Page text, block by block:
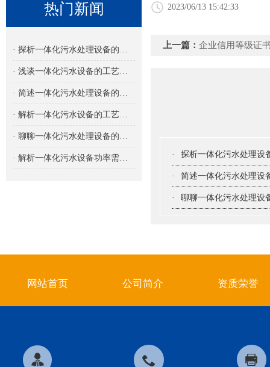
热门新闻
· 探析一体化污水处理设备的多功能集成设计
· 浅谈一体化污水设备的工艺流程
· 简述一体化污水处理设备的设计特点
· 解析一体化污水设备的工艺类型及其应用
· 聊聊一体化污水处理设备的处理量选择与应用
· 解析一体化污水设备功率需求的重要性及影响因素
2023/06/13 15:42:33
上一篇： 企业信用等级证
· 探析一体化污水处理设
· 简述一体化污水处理设
· 聊聊一体化污水处理设
网站首页 公司简介 资质荣誉